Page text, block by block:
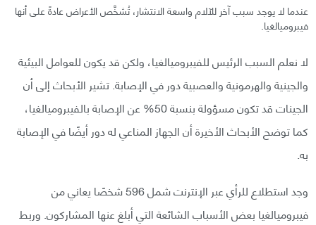
عندما لا يوجد سبب آخر للآلام واسعة الانتشار، تُشخَّص الأعراض عادةً على أنها
فيبروميالغيا.
لا نعلم السبب الرئيس للفيبروميالغيا، ولكن قد يكون للعوامل البيئية
والجينية والهرمونية والعصبية دور في الإصابة. تشير الأبحاث إلى أن
الجينات قد تكون مسؤولة بنسبة 50% عن الإصابة بالفيبروميالغيا،
كما توضح الأبحاث الأخيرة أن الجهاز المناعي له دور أيضًا في الإصابة
به.
وجد استطلاع للرأي عبر الإنترنت شمل 596 شخصًا يعاني من
فيبروميالغيا بعض الأسباب الشائعة التي أبلغ عنها المشاركون. وربط